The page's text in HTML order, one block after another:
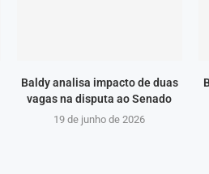
Baldy analisa impacto de duas
vagas na disputa ao Senado
19 de junho de 2026